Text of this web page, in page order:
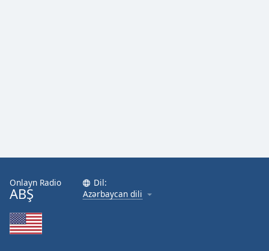
Style
Font
Onlayn Radio
ABŞ
Dil:
Azərbaycan dili